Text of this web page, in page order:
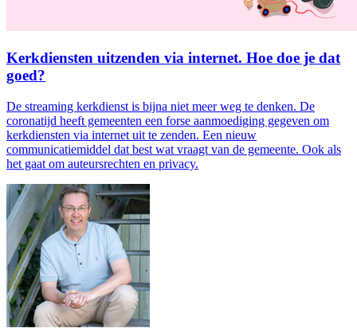
Kerkdiensten uitzenden via internet. Hoe doe je dat
goed?
De streaming kerkdienst is bijna niet meer weg te denken. De
coronatijd heeft gemeenten een forse aanmoediging gegeven om
kerkdiensten via internet uit te zenden. Een nieuw
communicatiemiddel dat best wat vraagt van de gemeente. Ook als
het gaat om auteursrechten en privacy.